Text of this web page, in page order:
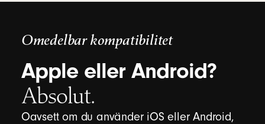
Omedelbar kompatibilitet
Apple eller Android?
Absolut.
Oavsett om du använder iOS eller Android,